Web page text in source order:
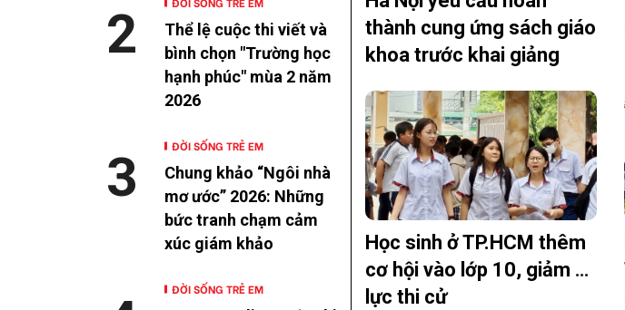
Thể lệ cuộc thi viết và
bình chọn "Trường học
hạnh phúc" mùa 2 năm
2026
2
ĐỜI SỐNG TRẺ EM
Chung khảo “Ngôi nhà
mơ ước” 2026: Những
bức tranh chạm cảm
xúc giám khảo
3
ĐỜI SỐNG TRẺ EM
thành cung ứng sách giáo
khoa trước khai giảng
Học sinh ở TP.HCM thêm
cơ hội vào lớp 10, giảm áp
lực thi cử